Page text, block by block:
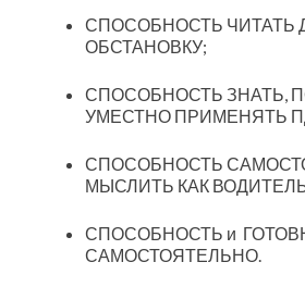
СПОСОБНОСТЬ
ОБСТАНОВКУ;
СПОСОБНОСТЬ ЗНАТЬ,
УМЕСТНО ПРИМЕНЯТЬ
СПОСОБНОСТЬ
МЫСЛИТЬ КАК
СПОСОБНОСТЬ и
САМОСТОЯТЕЛЬНО.